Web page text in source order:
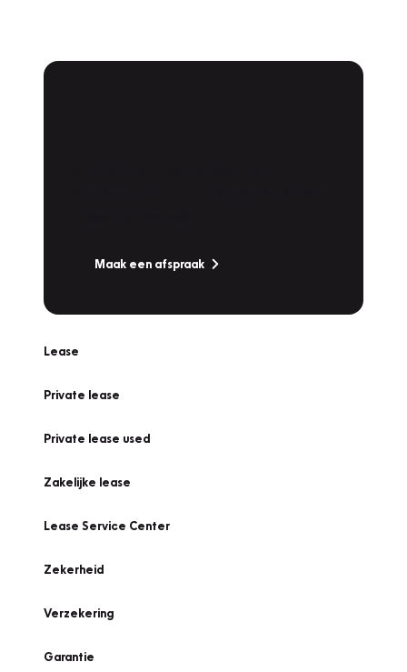
Maak een afspraak
Lease
Private lease
Private lease used
Zakelijke lease
Lease Service Center
Zekerheid
Verzekering
Garantie